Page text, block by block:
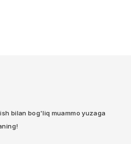
bilan bog'liq muammo yuzaga